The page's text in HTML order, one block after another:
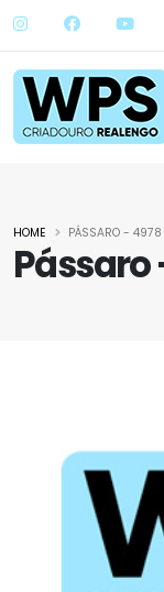
Pássaro
HOME PÁSSARO - 4978